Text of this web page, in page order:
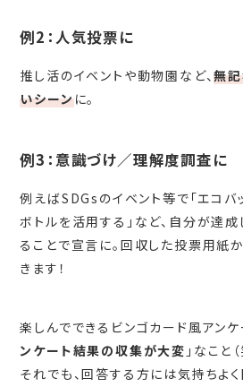
例2：人気投票に
推し活のイベントや動物園など、無
いシーンに。
例3：意識づけ／理解度調査に
例えばSDGsのイベント等で「エコバ
ボトルを活用する」など、自分が達
ることで宣言に。回収した投票用紙
きます！
楽しんでできるビンゴカード風アンケ
ンケート結果の収集が大変 」なこと（
それでも、回答する方には気持ちよ